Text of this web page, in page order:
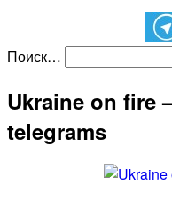
Поиск…
Ukraine on fire
telegrams